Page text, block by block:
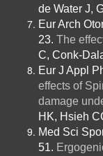
de Water J,
Eur Arch
23. The
C, Conk-
Eur J Appl
effects of
damage
HK, Hsieh
Med Sci
51.